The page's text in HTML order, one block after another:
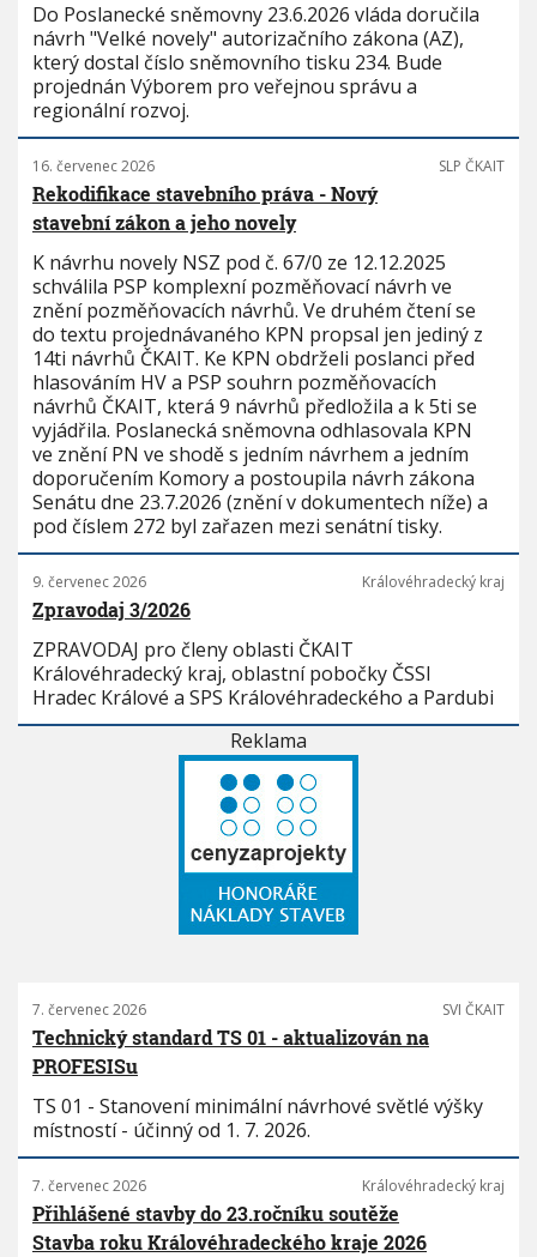
Do Poslanecké sněmovny 23.6.2026 vláda doručila
návrh "Velké novely" autorizačního zákona (AZ),
který dostal číslo sněmovního tisku 234. Bude
projednán Výborem pro veřejnou správu a
regionální rozvoj.
16. červenec 2026 SLP ČKAIT
Rekodifikace stavebního práva - Nový
stavební zákon a jeho novely
K návrhu novely NSZ pod č. 67/0 ze 12.12.2025
schválila PSP komplexní pozměňovací návrh ve
znění pozměňovacích návrhů. Ve druhém čtení se
do textu projednávaného KPN propsal jen jediný z
14ti návrhů ČKAIT. Ke KPN obdrželi poslanci před
hlasováním HV a PSP souhrn pozměňovacích
návrhů ČKAIT, která 9 návrhů předložila a k 5ti se
vyjádřila. Poslanecká sněmovna odhlasovala KPN
ve znění PN ve shodě s jedním návrhem a jedním
doporučením Komory a postoupila návrh zákona
Senátu dne 23.7.2026 (znění v dokumentech níže) a
pod číslem 272 byl zařazen mezi senátní tisky.
9. červenec 2026 Královéhradecký kraj
Zpravodaj 3/2026
ZPRAVODAJ pro členy oblasti ČKAIT
Královéhradecký kraj, oblastní pobočky ČSSI
Hradec Králové a SPS Královéhradeckého a Pardubi
Reklama
7. červenec 2026 SVI ČKAIT
Technický standard TS 01 - aktualizován na
PROFESISu
TS 01 - Stanovení minimální návrhové světlé výšky
místností - účinný od 1. 7. 2026.
7. červenec 2026 Královéhradecký kraj
Přihlášené stavby do 23.ročníku soutěže
Stavba roku Královéhradeckého kraje 2026